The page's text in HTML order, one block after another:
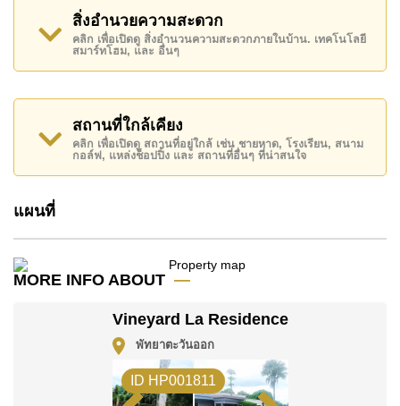
Vineyard La Residence มีสิ่งอำนวยความสะดวกส่วน
กลาง ได้แก่ รักษาความปลอดภัย 24 ชั่วโมง, ทางเข้ามีไม้
สถานที่สำคัญใกล้ Vineyard La Residence ได้แก่: ใกล้
ทางด่วนมอเตอร์เวย์หรือทางหลวง, ซูเปอร์มาร์เก็ตอาหาร
สด, โลตัส พัทยาเหนือ , อุทยานหินล้านปีและฟาร์มจระเข้,
ปีโป้ โพนี่ คลับ, ไทยโปโลคลับ, ฮอร์สชู พอยท์ รีสอร์ท,
คลับ (สนามเก่า ไร่ ริมน้ำ และโรลลิ่งฮิลส์), พัทยาคันทรี
อสังหาริมทรัพย์นี้มีไว้สำหรับขายในราคา ฿ 24,900,000
บาท และยังมีให้เช่าในราคา ฿ 110,000 บาท
โปรดทราบว่าราคาค่าเช่าที่ Cornerstone Real Estate
โฆษณาเป็นราคาสำหรับสัญญาเช่า 1 ปี และต้องวางเงิน
ก่อนเข้าอยู่อาศัย
โฉนดที่ดินของอสังหาริมทรัพย์นี้อยู่ภายใต้กรรมสิทธิ์ ชื่อ
สิ่งอำนวยความสะดวก
คลิก เพื่อเปิดดู สิ่งอำนวนความสะดวกภายในบ้าน. เทคโนโลยี
สมาร์ทโฮม, และ อื่นๆ
สถานที่ใกล้เคียง
คลิก เพื่อเปิดดู สถานที่อยู่ใกล้ เช่น ชายหาด, โรงเรียน, สนาม
กอล์ฟ, แหล่งช็อปปิ้ง และ สถานที่อื่นๆ ที่น่าสนใจ
แผนที่
MORE INFO ABOUT
Vineyard La Residence
พัทยาตะวันออก
ID HP001811